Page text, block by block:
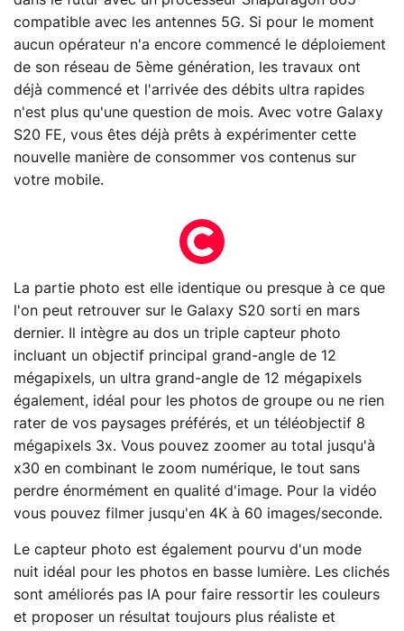
compatible avec les antennes 5G. Si pour le moment
aucun opérateur n'a encore commencé le déploiement
de son réseau de 5ème génération, les travaux ont
déjà commencé et l'arrivée des débits ultra rapides
n'est plus qu'une question de mois. Avec votre Galaxy
S20 FE, vous êtes déjà prêts à expérimenter cette
nouvelle manière de consommer vos contenus sur
votre mobile.
La partie photo est elle identique ou presque à ce que
l'on peut retrouver sur le Galaxy S20 sorti en mars
dernier. Il intègre au dos un triple capteur photo
incluant un objectif principal grand-angle de 12
mégapixels, un ultra grand-angle de 12 mégapixels
également, idéal pour les photos de groupe ou ne rien
rater de vos paysages préférés, et un téléobjectif 8
mégapixels 3x. Vous pouvez zoomer au total jusqu'à
x30 en combinant le zoom numérique, le tout sans
perdre énormément en qualité d'image. Pour la vidéo
vous pouvez filmer jusqu'en 4K à 60 images/seconde.
Le capteur photo est également pourvu d'un mode
nuit idéal pour les photos en basse lumière. Les clichés
sont améliorés pas IA pour faire ressortir les couleurs
et proposer un résultat toujours plus réaliste et